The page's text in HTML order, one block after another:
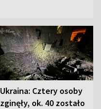
Ukraina: Cztery osoby
zginęły, ok. 40 zostało